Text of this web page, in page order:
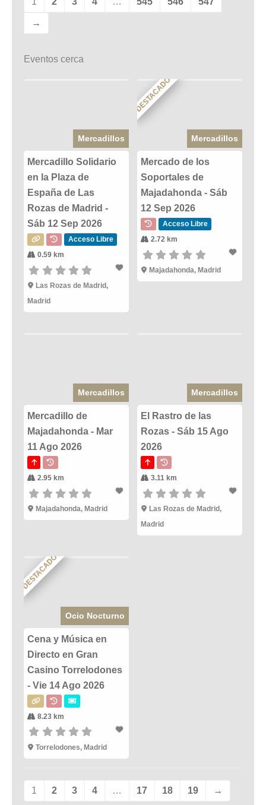
→
Eventos cerca
Mercadillos
Mercadillo Solidario
en la Plaza de
España de Las
Rozas de Madrid -
Sáb 12 Sep 2026
Acceso Libre
0.59 km
Las Rozas de Madrid,
Madrid
DESTACADO
Mercadillos
Mercado de los
Soportales de
Majadahonda - Sáb
12 Sep 2026
Acceso Libre
2.72 km
Majadahonda, Madrid
Mercadillos
Mercadillo de
Majadahonda - Mar
11 Ago 2026
2.95 km
Majadahonda, Madrid
Mercadillos
El Rastro de las
Rozas - Sáb 15 Ago
2026
3.11 km
Las Rozas de Madrid,
Madrid
DESTACADO
Ocio Nocturno
Cena y Música en
Directo en Gran
Casino Torrelodones
- Vie 14 Ago 2026
8.23 km
Torrelodones, Madrid
1 2 3 4 … 17 18 19 →